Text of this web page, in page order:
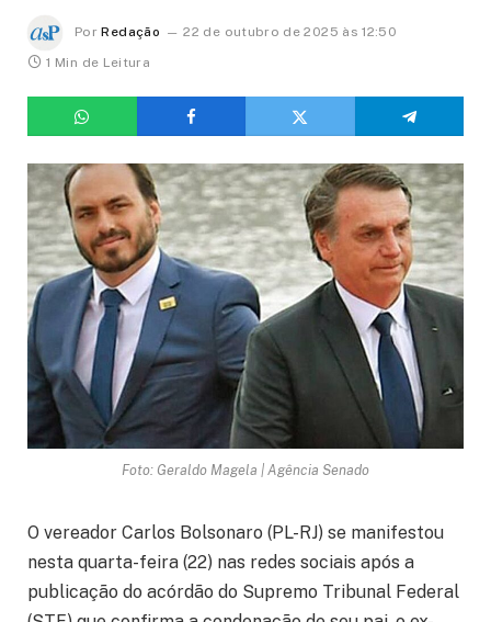
Por Redação
22 de outubro de 2025 às 12:50
1 Min de Leitura
Foto: Geraldo Magela | Agência Senado
O vereador Carlos Bolsonaro (PL-RJ) se manifestou
nesta quarta-feira (22) nas redes sociais após a
publicação do acórdão do Supremo Tribunal Federal